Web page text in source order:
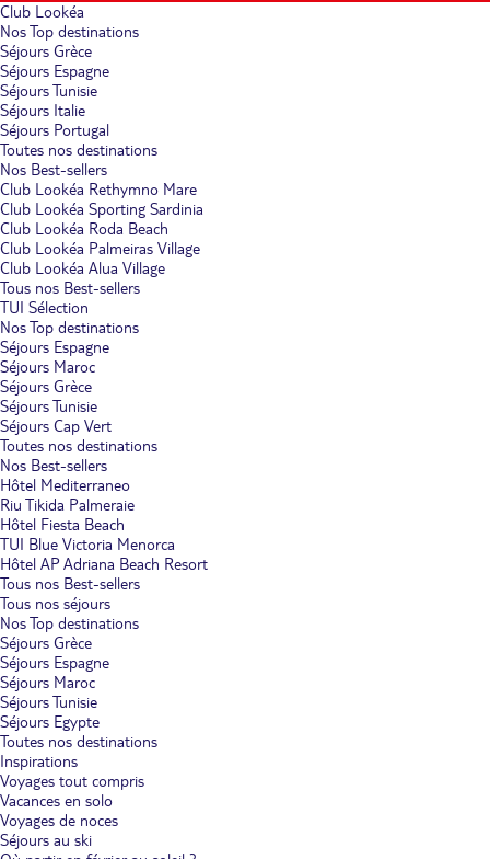
Club Lookéa
Nos Top destinations
Séjours Grèce
Séjours Espagne
Séjours Tunisie
Séjours Italie
Séjours Portugal
Toutes nos destinations
Nos Best-sellers
Club Lookéa Rethymno Mare
Club Lookéa Sporting Sardinia
Club Lookéa Roda Beach
Club Lookéa Palmeiras Village
Club Lookéa Alua Village
Tous nos Best-sellers
TUI Sélection
Nos Top destinations
Séjours Espagne
Séjours Maroc
Séjours Grèce
Séjours Tunisie
Séjours Cap Vert
Toutes nos destinations
Nos Best-sellers
Hôtel Mediterraneo
Riu Tikida Palmeraie
Hôtel Fiesta Beach
TUI Blue Victoria Menorca
Hôtel AP Adriana Beach Resort
Tous nos Best-sellers
Tous nos séjours
Nos Top destinations
Séjours Grèce
Séjours Espagne
Séjours Maroc
Séjours Tunisie
Séjours Egypte
Toutes nos destinations
Inspirations
Voyages tout compris
Vacances en solo
Voyages de noces
Séjours au ski